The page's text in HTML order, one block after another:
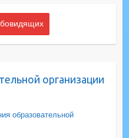
организации
образовательной